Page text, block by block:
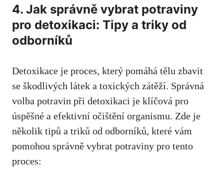
4. Jak správně vybrat potraviny
pro detoxikaci: Tipy a triky od
odborníků
Detoxikace je proces, který pomáhá tělu zbavit
se škodlivých látek a toxických zátěží. Správná
volba potravin při detoxikaci je klíčová pro
úspěšné a efektivní očištění organismu. Zde je
několik tipů a triků od odborníků, které vám
pomohou správně vybrat potraviny pro tento
proces: